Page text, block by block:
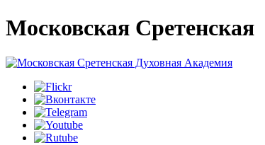
Московская Сретенская